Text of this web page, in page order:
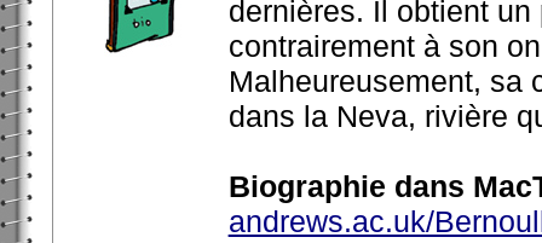
dernières. Il obtient
contrairement à son
Malheureusement, sa
dans la Neva, rivière
Biographie dans
andrews.ac.uk/